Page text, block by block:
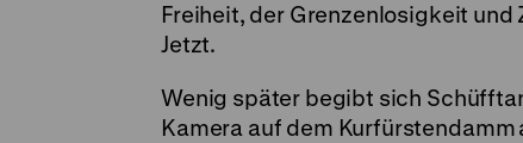
Freiheit, der Grenzenlosigkeit und
Jetzt.
Wenig später begibt sich
Kamera auf dem Kurfürstendamm